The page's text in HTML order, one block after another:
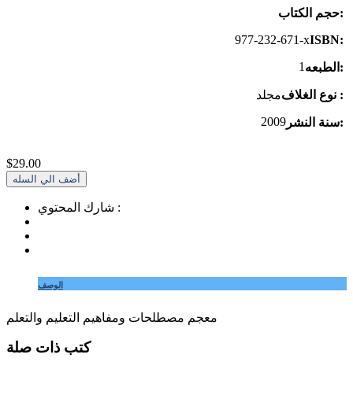
حجم الكتاب:
ISBN:
977-232-671-x
الطبعه: 1
نوع الغلاف : مجلد
سنة النشر: 2009
$29.00
شارك المحتوي :
الوصف
معجم مصطلحات ومفاهيم التعليم والتعلم
كتب ذات صلة